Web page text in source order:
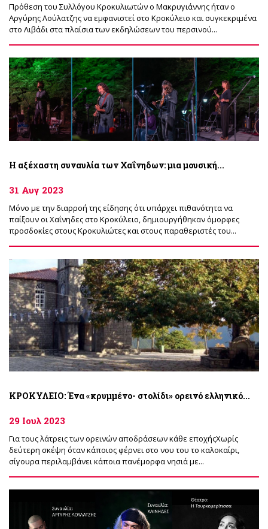
Πρόθεση του Συλλόγου Κροκυλιωτών ο Μακρυγιάννης ήταν ο
Αργύρης Λούλατζης να εμφανιστεί στο Κροκύλειο και συγκεκριμένα
στο Λιβάδι στα πλαίσια των εκδηλώσεων του περσινού...
Η αξέχαστη συναυλία των Χαΐνηδων: μια μουσική...
31 Αυγ 2023
Μόνο με την διαρροή της είδησης ότι υπάρχει πιθανότητα να
παίξουν οι Χαΐνηδες στο Κροκύλειο, δημιουργήθηκαν όμορφες
προσδοκίες στους Κροκυλιώτες και στους παραθεριστές του...
ΚΡΟΚΥΛΕΙΟ: Ένα «κρυμμένο- στολίδι» ορεινό ελληνικό...
29 Ιουλ 2023
Για τους λάτρεις των ορεινών αποδράσεων κάθε εποχήςΧωρίς
δεύτερη σκέψη όταν κάποιος φέρνει στο νου του το καλοκαίρι,
σίγουρα περιλαμβάνει κάποια πανέμορφα νησιά με...